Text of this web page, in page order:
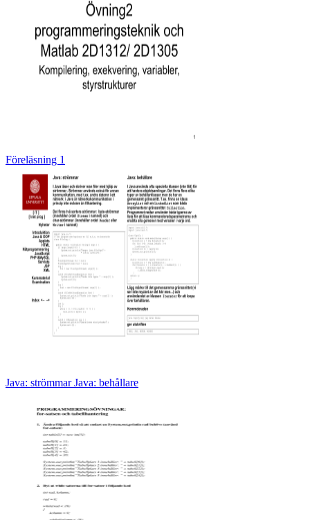
Föreläsning 1
Java: strömmar Java: behållare